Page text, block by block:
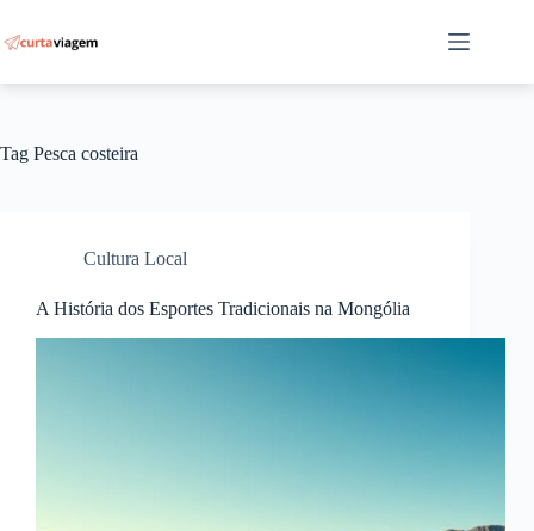
para
o
Tag Pesca costeira
Cultura Local
A História dos Esportes Tradicionais na Mongólia